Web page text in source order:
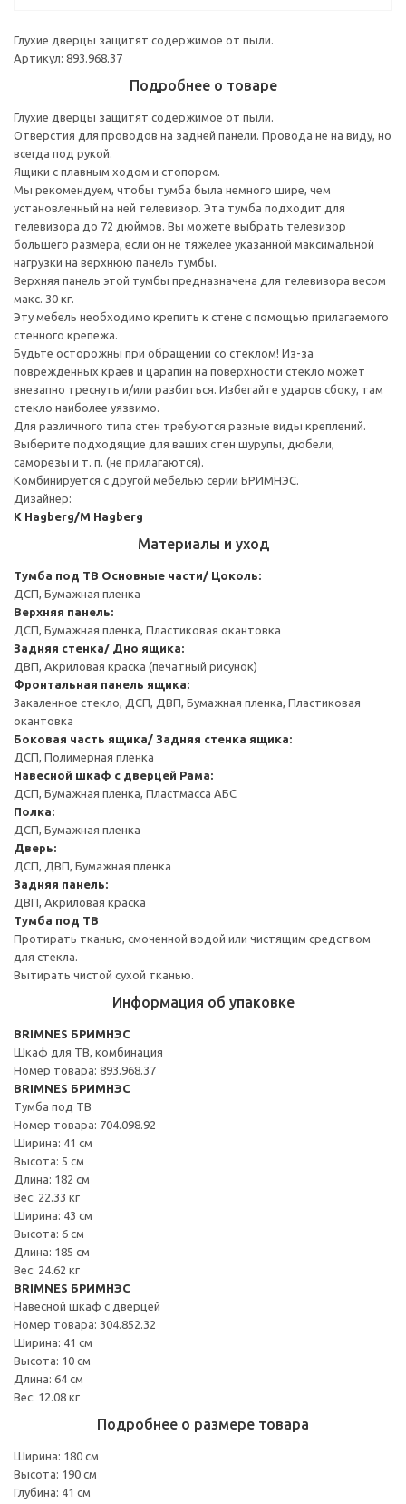
Глухие дверцы защитят содержимое от пыли.
Артикул: 893.968.37
Подробнее о товаре
Глухие дверцы защитят содержимое от пыли.
Отверстия для проводов на задней панели. Провода не на виду, но
всегда под рукой.
Ящики с плавным ходом и стопором.
Мы рекомендуем, чтобы тумба была немного шире, чем
установленный на ней телевизор. Эта тумба подходит для
телевизора до 72 дюймов. Вы можете выбрать телевизор
большего размера, если он не тяжелее указанной максимальной
нагрузки на верхнюю панель тумбы.
Верхняя панель этой тумбы предназначена для телевизора весом
макс. 30 кг.
Эту мебель необходимо крепить к стене с помощью прилагаемого
стенного крепежа.
Будьте осторожны при обращении со стеклом! Из-за
поврежденных краев и царапин на поверхности стекло может
внезапно треснуть и/или разбиться. Избегайте ударов сбоку, там
стекло наиболее уязвимо.
Для различного типа стен требуются разные виды креплений.
Выберите подходящие для ваших стен шурупы, дюбели,
саморезы и т. п. (не прилагаются).
Комбинируется с другой мебелью серии БРИМНЭС.
Дизайнер:
K Hagberg/M Hagberg
Материалы и уход
Тумба под ТВ Основные части/ Цоколь:
ДСП, Бумажная пленка
Верхняя панель:
ДСП, Бумажная пленка, Пластиковая окантовка
Задняя стенка/ Дно ящика:
ДВП, Акриловая краска (печатный рисунок)
Фронтальная панель ящика:
Закаленное стекло, ДСП, ДВП, Бумажная пленка, Пластиковая
окантовка
Боковая часть ящика/ Задняя стенка ящика:
ДСП, Полимерная пленка
Навесной шкаф с дверцей Рама:
ДСП, Бумажная пленка, Пластмасса АБС
Полка:
ДСП, Бумажная пленка
Дверь:
ДСП, ДВП, Бумажная пленка
Задняя панель:
ДВП, Акриловая краска
Тумба под ТВ
Протирать тканью, смоченной водой или чистящим средством
для стекла.
Вытирать чистой сухой тканью.
Информация об упаковке
BRIMNES БРИМНЭС
Шкаф для ТВ, комбинация
Номер товара: 893.968.37
BRIMNES БРИМНЭС
Тумба под ТВ
Номер товара: 704.098.92
Ширина: 41 см
Высота: 5 см
Длина: 182 см
Вес: 22.33 кг
Ширина: 43 см
Высота: 6 см
Длина: 185 см
Вес: 24.62 кг
BRIMNES БРИМНЭС
Навесной шкаф с дверцей
Номер товара: 304.852.32
Ширина: 41 см
Высота: 10 см
Длина: 64 см
Вес: 12.08 кг
Подробнее о размере товара
Ширина: 180 см
Высота: 190 см
Глубина: 41 см